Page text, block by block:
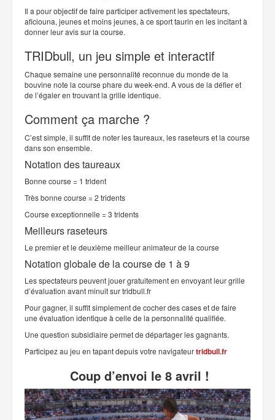
Il a pour objectif de faire participer activement les spectateurs,
aficiouna, jeunes et moins jeunes, à ce sport taurin en les incitant à
donner leur avis sur la course.
TRIDbull, un jeu simple et interactif
Chaque semaine une personnalité reconnue du monde de la
bouvine note la course phare du week-end. A vous de la défier et
de l’égaler en trouvant la grille identique.
Comment ça marche ?
C’est simple, il suffit de noter les taureaux, les raseteurs et la course
dans son ensemble.
Notation des taureaux
Bonne course = 1 trident
Très bonne course = 2 tridents
Course exceptionnelle = 3 tridents
Meilleurs raseteurs
Le premier et le deuxième meilleur animateur de la course
Notation globale de la course de 1 à 9
Les spectateurs peuvent jouer gratuitement en envoyant leur grille
d’évaluation avant minuit sur tridbull.fr
Pour gagner, il suffit simplement de cocher des cases et de faire
une évaluation identique à celle de la personnalité qualifiée.
Une question subsidiaire permet de départager les gagnants.
Participez au jeu en tapant depuis votre navigateurtridbull.fr
Coup d’envoi le 8 avril !